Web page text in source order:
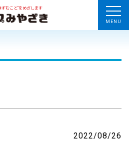
むこと”をめざします
MENU
2022/08/26